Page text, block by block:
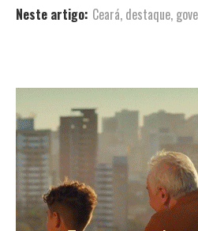
Neste artigo: Ceará, destaque,